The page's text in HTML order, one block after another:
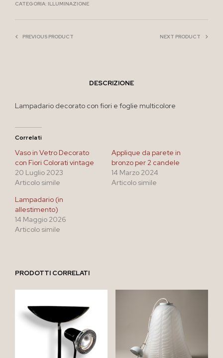
CATEGORIA: ILLUMINAZIONE
PREVIOUS PRODUCT NEXT PRODUCT
DESCRIZIONE
Lampadario decorato con fiori e foglie multicolore
Correlati
Vaso in Vetro Decorato
con Fiori Colorati vintage
20 Luglio 2023
Articolo simile
Applique da parete in
bronzo per 2 candele
14 Marzo 2024
Articolo simile
Lampadario (in
allestimento)
14 Maggio 2026
Articolo simile
PRODOTTI CORRELATI